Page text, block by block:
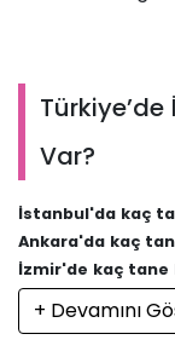
Var?
İstanbul'da kaç
Ankara'da kaç
İzmir'de kaç tane
+ Devamını